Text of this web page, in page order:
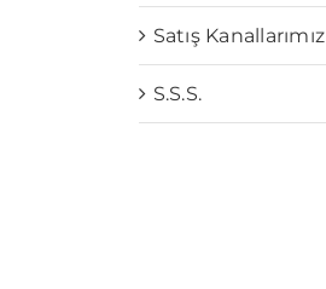
Satış Kanallarımız
S.S.S.